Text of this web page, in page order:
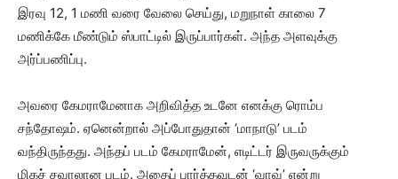
இரவு 12, 1 மணி வரை வேலை செய்து, மறுநாள் காலை 7
மணிக்கே மீண்டும் ஸ்பாட்டில் இருப்பார்கள். அந்த அளவுக்கு
அர்ப்பணிப்பு.
அவரை கேமராமேனாக அறிவித்த உடனே எனக்கு ரொம்ப
சந்தோஷம். ஏனென்றால் அப்போதுதான் ‘மாநாடு’ படம்
வந்திருந்தது. அந்தப் படம் கேமராமேன், எடிட்டர் இருவருக்கும்
மிகச் சவாலான படம். அதைப் பார்த்தவுடன் ‘வாவ்’ என்று